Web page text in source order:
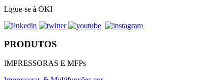
Ligue-se à OKI
PRODUTOS
IMPRESSORAS E MFPs